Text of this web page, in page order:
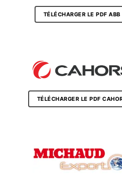
TÉLÉCHARGER LE PDF ABB
TÉLÉCHARGER LE PDF